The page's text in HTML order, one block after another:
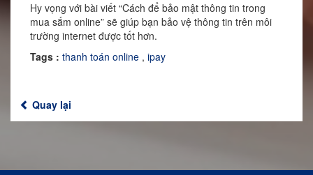
Quay lại
Hy vọng với bài viết “Cách để bảo mật thông tin trong
mua sắm online” sẽ giúp bạn bảo vệ thông tin trên môi
trường internet được tốt hơn.
Tags : thanh toán online , ipay